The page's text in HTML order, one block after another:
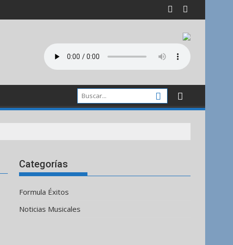
Categorías
Formula Éxitos
Noticias Musicales